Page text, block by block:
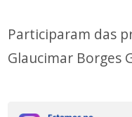
Participaram das
Glaucimar Borges